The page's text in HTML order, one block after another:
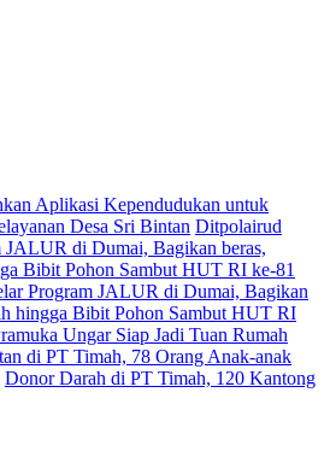
Aplikasi Kependudukan untuk
Desa Sri Bintan Ditpolairud
JALUR di Dumai, Bagikan beras,
Bibit Pohon Sambut HUT RI ke-81
Program JALUR di Dumai, Bagikan
hingga Bibit Pohon Sambut HUT RI
Ungar Siap Jadi Tuan Rumah
di PT Timah, 78 Orang Anak-anak
Donor Darah di PT Timah, 120 Kantong